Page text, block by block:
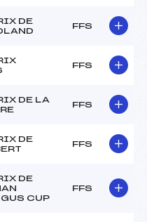
DE
FFS
FFS
DE LA
FFS
DE
FFS
DE
CUP
FFS